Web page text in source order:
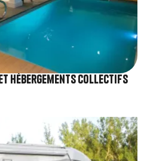
Hébergements collectifs